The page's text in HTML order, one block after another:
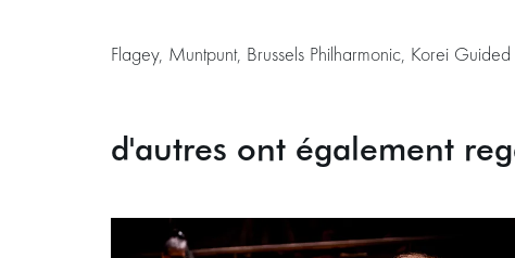
Flagey, Muntpunt, Brussels Philharmonic, Korei Guided
d'autres ont également